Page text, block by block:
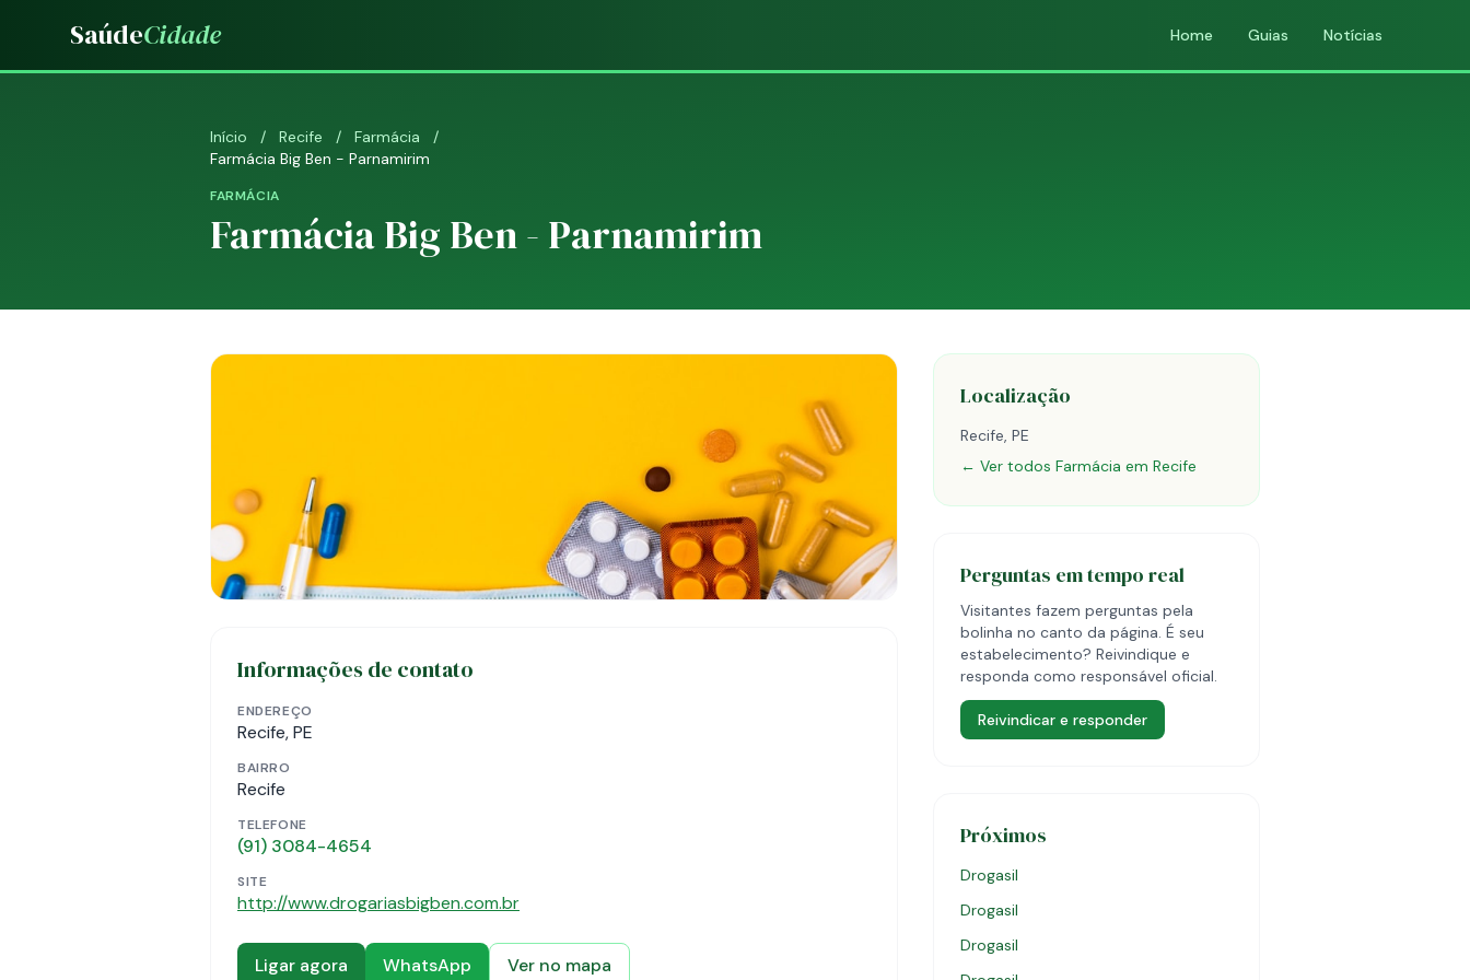
SaúdeCidade Home Guias Notícias
Início / Recife / Farmácia
/
Farmácia Big Ben - Parnamirim
FARMÁCIA
Farmácia Big Ben - Parnamirim
Informações de contato
ENDEREÇO
Recife, PE
BAIRRO
Recife
TELEFONE
(91) 3084-4654
SITE
http://www.drogariasbigben.com.br
Ligar agora WhatsApp Ver no mapa
Localização
Recife, PE
← Ver todos Farmácia em Recife
Perguntas em tempo real
Visitantes fazem perguntas pela
bolinha no canto da página. É seu
estabelecimento? Reivindique e
responda como responsável oficial.
Reivindicar e responder
Próximos
Drogasil
Drogasil
Drogasil